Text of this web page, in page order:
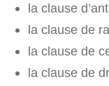
la clause
la clause de
la clause de
la clause de